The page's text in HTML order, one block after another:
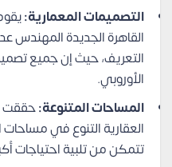
التصميمات المعمارية:
القاهرة الجديدة المهندس
التعريف، حيث إن جميع
الأوروبي.
المساحات المتنوعة:حققت
العقارية التنوع في
تتمكن من تلبية احتياجات